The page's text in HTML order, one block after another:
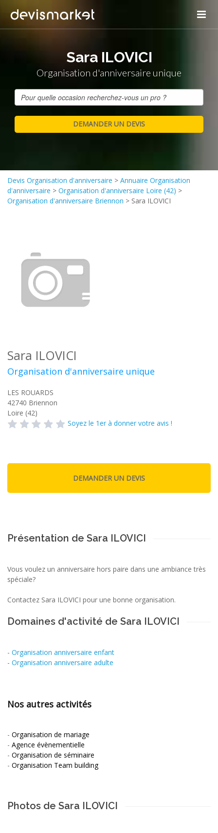
Sara ILOVICI
Organisation d'anniversaire unique
Devis Organisation d'anniversaire > Annuaire Organisation
d'anniversaire > Organisation d'anniversaire Loire (42) >
Organisation d'anniversaire Briennon > Sara ILOVICI
Sara ILOVICI
Organisation d'anniversaire unique
LES ROUARDS
42740 Briennon
Loire (42)
Soyez le 1er à donner votre avis !
Présentation de Sara ILOVICI
Vous voulez un anniversaire hors paire dans une ambiance très
spéciale?
Contactez Sara ILOVICI pour une bonne organisation.
Domaines d'activité de Sara ILOVICI
- Organisation anniversaire enfant
- Organisation anniversaire adulte
Nos autres activités
- Organisation de mariage
- Agence évènementielle
- Organisation de séminaire
- Organisation Team building
Photos de Sara ILOVICI